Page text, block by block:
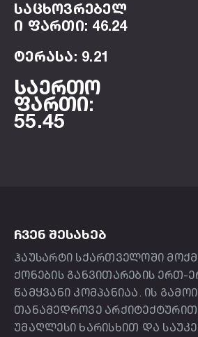
საცხოვრებელ
ი ფართი: 46.24
ტერასა: 9.21
საერთო
ფართი:
55.45
ᲩᲕᲔᲜ ᲨᲔᲡᲐᲮᲔᲑ
ჰაუსარტი სქართველოში
ქონების განვითარების ერთ-
წამყვანი კომპანიაა. ის
თანამედროვე
უმაღლესი ხარისხით და